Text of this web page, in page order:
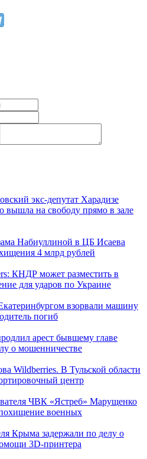
экс-депутат Харадизе
вышла на свободу прямо в зале
Набиуллиной в ЦБ Исаева
4 млрд рублей
КНДР может разместить в
для ударов по Украине
взорвали машину
погиб
арест бывшему главе
о мошенничестве
Wildberries. В Тульской области
центр
ЧВК «Ястреб» Марущенко
военных
Крыма задержали по делу о
3D‑принтера